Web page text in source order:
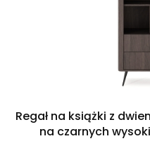
Regał na książki z
na czarnych